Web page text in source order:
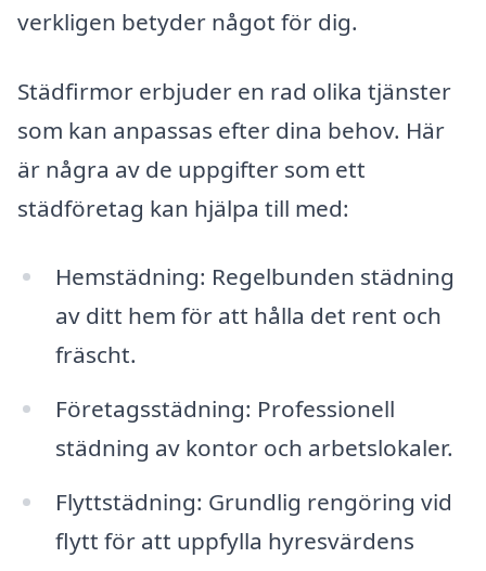
verkligen betyder något för dig.
Städfirmor erbjuder en rad olika tjänster
som kan anpassas efter dina behov. Här
är några av de uppgifter som ett
städföretag kan hjälpa till med:
Hemstädning: Regelbunden städning
av ditt hem för att hålla det rent och
fräscht.
Företagsstädning: Professionell
städning av kontor och arbetslokaler.
Flyttstädning: Grundlig rengöring vid
flytt för att uppfylla hyresvärdens